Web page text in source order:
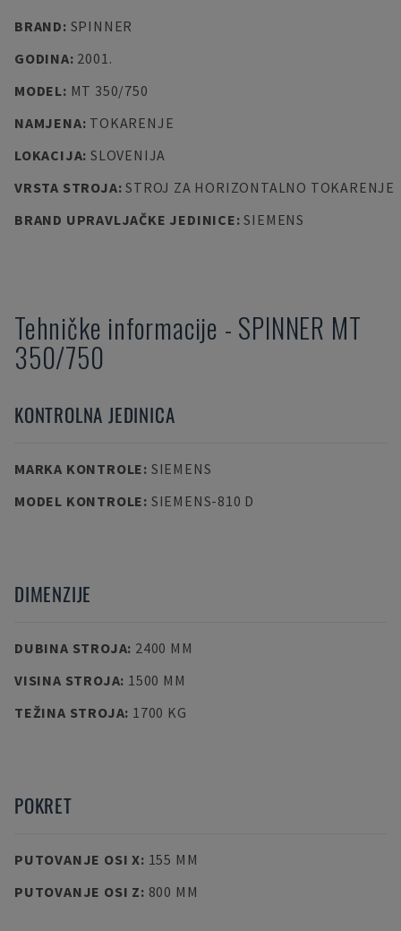
BRAND: SPINNER
GODINA: 2001.
MODEL: MT 350/750
NAMJENA: TOKARENJE
LOKACIJA: SLOVENIJA
VRSTA STROJA:STROJ ZA HORIZONTALNO TOKARENJE
BRAND UPRAVLJAČKE JEDINICE:SIEMENS
Tehničke informacije - SPINNER MT
350/750
KONTROLNA JEDINICA
MARKA KONTROLE: SIEMENS
MODEL KONTROLE: SIEMENS-810 D
DIMENZIJE
DUBINA STROJA: 2400 MM
VISINA STROJA: 1500 MM
TEŽINA STROJA: 1700 KG
POKRET
PUTOVANJE OSI X: 155 MM
PUTOVANJE OSI Z: 800 MM